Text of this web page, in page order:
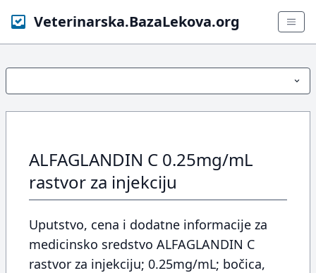
Veterinarska.BazaLekova.org
ALFAGLANDIN C 0.25mg/mL
rastvor za injekciju
Uputstvo, cena i dodatne informacije za
medicinsko sredstvo ALFAGLANDIN C
rastvor za injekciju; 0.25mg/mL; bočica,